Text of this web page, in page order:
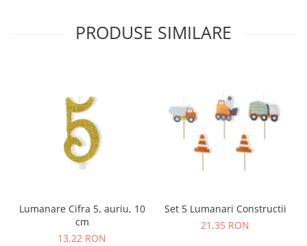
PRODUSE SIMILARE
Lumanare Cifra 5, auriu, 10
cm
13,22 RON
Set 5 Lumanari Constructii
21,35 RON